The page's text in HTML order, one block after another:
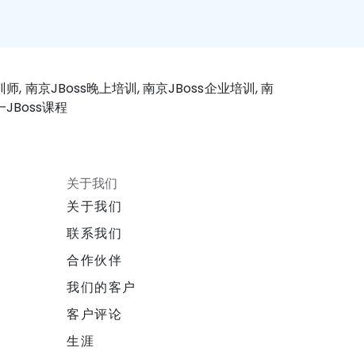
, 南京JBoss晚上培训, 南京JBoss企业培训, 南
JBoss课程
关于我们
关于我们
联系我们
合作伙伴
我们的客户
客户评论
生涯